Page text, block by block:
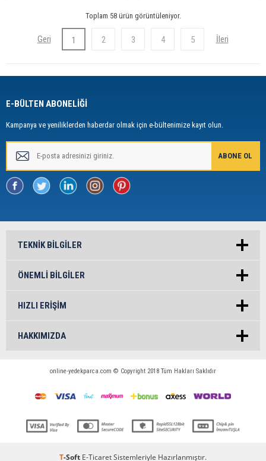
Toplam 58 ürün görüntüleniyor.
1 2 3 4 5
E-BÜLTEN ABONELİĞİ
Kampanya ve yeniliklerden haberdar olmak için e-bültenimize kayıt olun.
TEKNIK BILGILER
ÖNEMLI BILGILER
HIZLI ERIŞIM
HAKKIMIZDA
online-yedekparca.com © Copyright 2018 Tüm Hakları Saklıdır
T-Soft E-TicaretSistemleriyle Hazırlanmıştır.